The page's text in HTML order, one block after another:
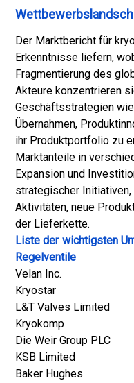
Der Marktbericht für
Erkenntnisse liefern,
Fragmentierung des
Akteure konzentrieren
Geschäftsstrategien
Übernahmen,
ihr Produktportfolio zu
Marktanteile in
Expansion und
strategischer
Aktivitäten, neue
der Lieferkette.
Liste der wichtigsten
Regelventile
Velan Inc.
Kryostar
L&T Valves Limited
Kryokomp
Die Weir Group PLC
KSB Limited
Baker Hughes